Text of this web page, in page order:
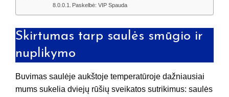
Paskelbė: VIP Spauda
Skirtumas tarp saulės smūgio ir
nuplikymo
Buvimas saulėje aukštoje temperatūroje dažniausiai
mums sukelia dviejų rūšių sveikatos sutrikimus: saulės